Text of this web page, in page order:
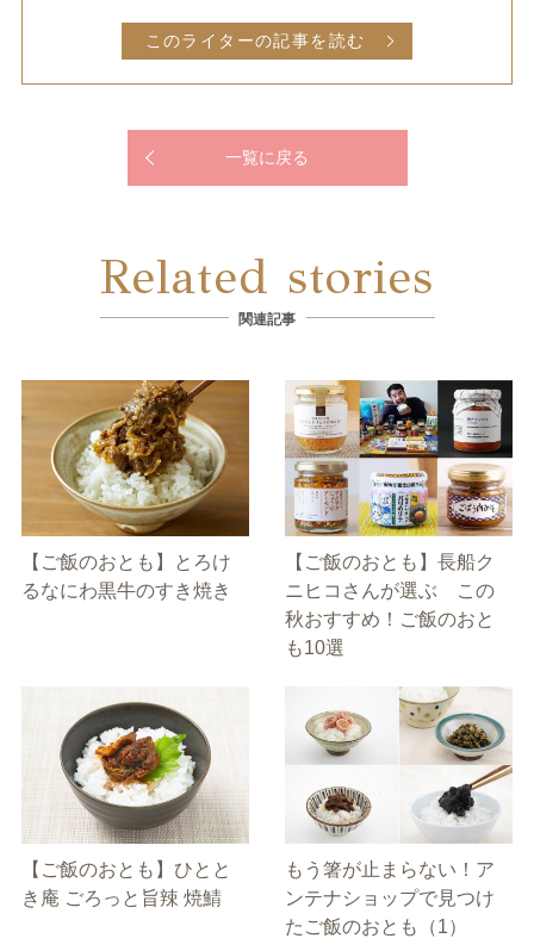
このライターの記事を読む
一覧に戻る
Related stories
関連記事
【ご飯のおとも】とろけ
るなにわ黒牛のすき焼き
【ご飯のおとも】長船ク
ニヒコさんが選ぶ この
秋おすすめ！ご飯のおと
も10選
【ご飯のおとも】ひとと
き庵 ごろっと旨辣 焼鯖
もう箸が止まらない！ア
ンテナショップで見つけ
たご飯のおとも（1）